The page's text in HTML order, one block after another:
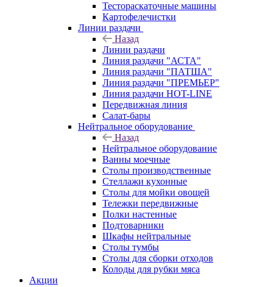
Тестораскаточные машины
Картофелечистки
Линии раздачи
Назад
Линии раздачи
Линия раздачи "АСТА"
Линия раздачи "ПАТША"
Линия раздачи "ПРЕМЬЕР"
Линия раздачи HOT-LINE
Передвижная линия
Салат-бары
Нейтральное оборудование
Назад
Нейтральное оборудование
Ванны моечные
Столы производственные
Стеллажи кухонные
Столы для мойки овощей
Тележки передвижные
Полки настенные
Подтоварники
Шкафы нейтральные
Столы тумбы
Столы для сборки отходов
Колоды для рубки мяса
Акции